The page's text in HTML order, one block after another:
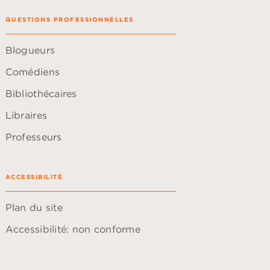
QUESTIONS PROFESSIONNELLES
Blogueurs
Comédiens
Bibliothécaires
Libraires
Professeurs
ACCESSIBILITÉ
Plan du site
Accessibilité: non conforme